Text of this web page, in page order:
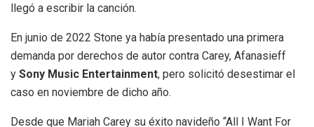
llegó a escribir la canción.
En junio de 2022 Stone ya había presentado una primera
demanda por derechos de autor contra Carey, Afanasieff
y Sony Music Entertainment, pero solicitó desestimar el
caso en noviembre de dicho año.
Desde que Mariah Carey su éxito navideño “All I Want For